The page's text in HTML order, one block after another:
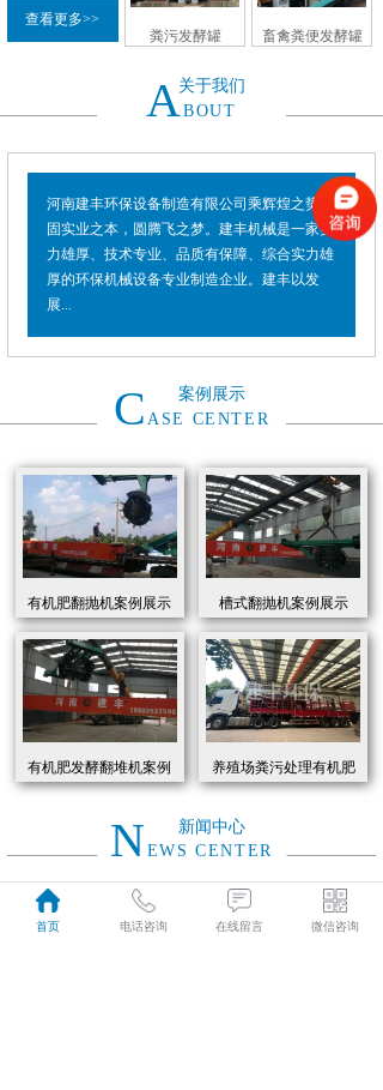
查看更多>>
粪污发酵罐 畜禽粪便发酵罐
关于我们
ABOUT
河南建丰环保设备制造有限公司乘辉煌之势，
固实业之本，圆腾飞之梦。建丰机械是一家实
力雄厚、技术专业、品质有保障、综合实力雄
厚的环保机械设备专业制造企业。建丰以发
展...
案例展示
C ASE CENTER
有机肥翻抛机案例展示 槽式翻抛机案例展示
有机肥发酵翻堆机案例
展示
养殖场粪污处理有机肥
发酵罐 履带式有机肥翻
新闻中心
N EWS CENTER
2026
首页 电话咨询 在线留言 微信咨询